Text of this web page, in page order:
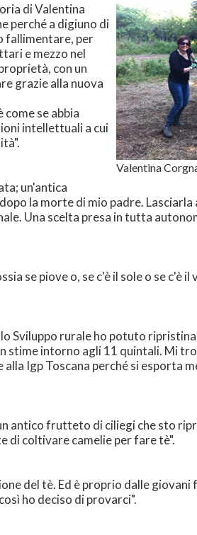
Valentina
di Valentina
perché a digiuno di
fallimentare, per
e mezzo nel
con un
grazie alla nuova
se abbia
intellettuali a cui
un'antica
la morte di mio padre. Lasciarla
Una scelta presa in tutta
se piove o, se c'è il sole o se c'è
Sviluppo rurale ho potuto
stime intorno agli 11 quintali. Mi
Igp Toscana perché si esporta
antico frutteto di ciliegi che sto
di coltivare camelie per fare tè".
del tè. Ed è proprio dalle giovani
ho deciso di provarci".